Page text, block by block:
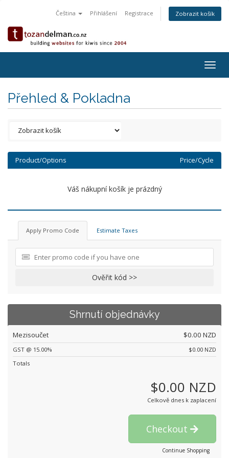
Čeština Přihlášení Registrace Zobrazit košík
Přehled & Pokladna
Product/Options Price/Cycle
Váš nákupní košík je prázdný
Apply Promo Code Estimate Taxes
Ověřit kód >>
Shrnutí objednávky
Mezisoučet $0.00 NZD
GST @ 15.00%
$0.00 NZD
Totals
$0.00 NZD
Celkově dnes k zaplacení
Checkout
Continue Shopping